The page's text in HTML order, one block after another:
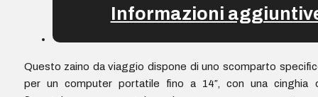
Informazioni
Questo zaino da viaggio dispone di uno scomparto
per un computer portatile fino a 14″, con una cinghia